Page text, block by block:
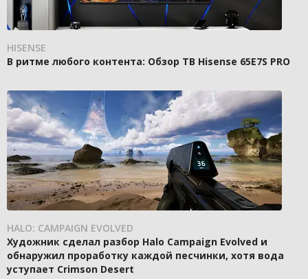
HISENSE
В ритме любого контента: Обзор ТВ Hisense 65E7S PRO
HALO: CAMPAIGN EVOLVED
Художник сделал разбор Halo Campaign Evolved и
обнаружил проработку каждой песчинки, хотя вода
уступает Crimson Desert